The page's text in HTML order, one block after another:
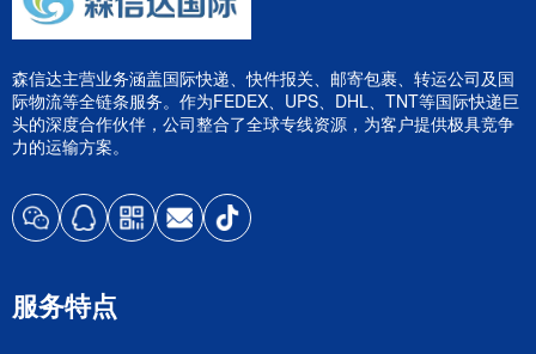
森信达主营业务涵盖国际快递、快件报关、邮寄包裹、转运公司及国
际物流等全链条服务。作为FEDEX、UPS、DHL、TNT等国际快递巨
头的深度合作伙伴，公司整合了全球专线资源，为客户提供极具竞争
力的运输方案。
服务特点